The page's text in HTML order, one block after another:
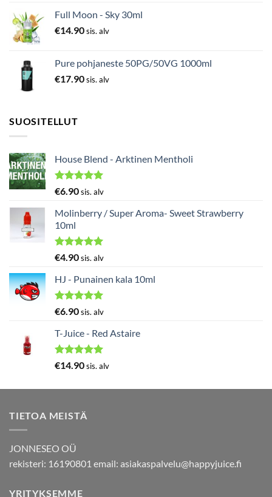
Full Moon - Sky 30ml
€14.90sis. alv
Pure pohjaneste 50PG/50VG 1000ml
€17.90sis. alv
SUOSITELLUT
House Blend - Arktinen Mentholi
Arvostelu
5.00/ 5
€6.90sis. alv
Molinberry / Super Aroma- Sweet Strawberry
10ml
Arvostelu
5.00
/ 5
€4.90sis. alv
HJ - Punainen kala 10ml
Arvostelu
5.00
/ 5
€6.90sis. alv
T-Juice - Red Astaire
Arvostelu
€14.90sis. alv
TIETOA MEISTÄ
JONNESEO OÜ
rekisteri: 16190801 email: asiakaspalvelu@happyjuice.fi
YRITYKSEMME